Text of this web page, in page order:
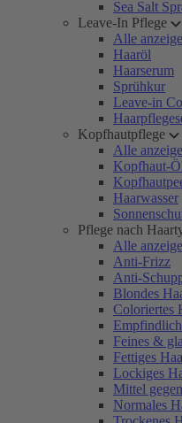
Sea Salt
Leave-In Pflege
Alle
Haaröl
Haarserum
Sprühkur
Leave-in
Kopfhautpflege
Alle
Kopfhaut-
Haarwasser
Pflege nach
Alle
Anti-Frizz
Anti-
Blondes
Coloriertes
Feines &
Fettiges
Lockiges
Mittel
Normales